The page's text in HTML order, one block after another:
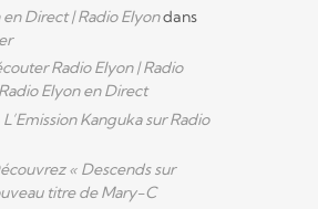
Direct | Radio Elyondans
Radio Elyon | Radio
Radio Elyon en Direct
L’Emission Kanguka sur Radio
« Descends sur
titre de Mary-C